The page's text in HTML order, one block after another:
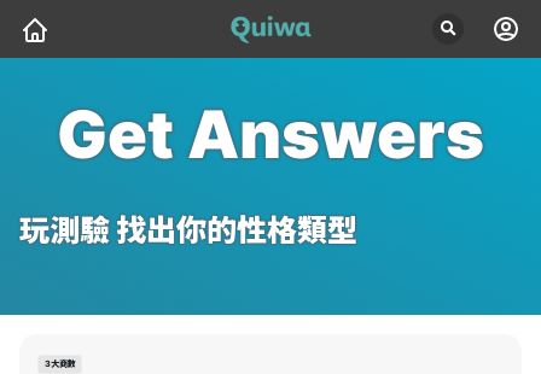
Get Answers
玩測驗 找出你的性格類型
3大商數